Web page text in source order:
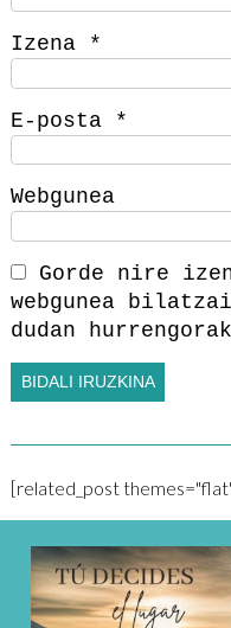
Izena *
E-posta *
Webgunea
Gorde nire
webgunea
dudan
[related_post